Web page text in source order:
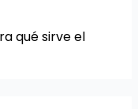
qué sirve el